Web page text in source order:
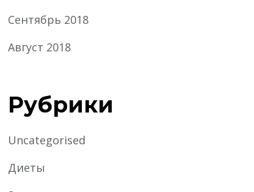
Сентябрь 2018
Август 2018
Рубрики
Uncategorised
Диеты